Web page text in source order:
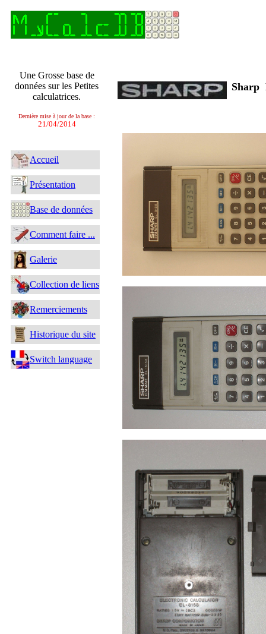
Une Grosse base de
données sur les Petites
calculatrices.
Dernière mise à jour de la base :
21/04/2014
Accueil
Présentation
Base de données
Comment faire ...
Galerie
Collection de liens
Remerciements
Historique du site
Switch language
Sharp